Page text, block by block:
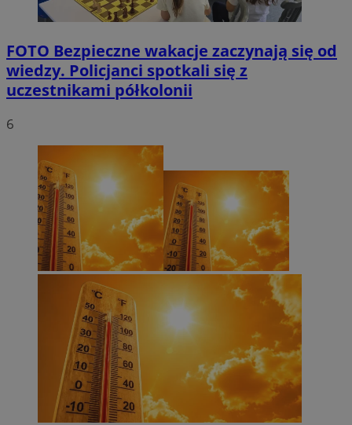
FOTO Bezpieczne wakacje zaczynają się od
wiedzy. Policjanci spotkali się z
uczestnikami półkolonii
6